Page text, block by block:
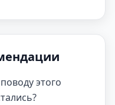
этого